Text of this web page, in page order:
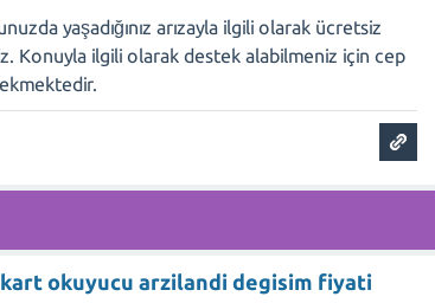
yaşadığınız arızayla ilgili olarak ücretsiz
Konuyla ilgili olarak destek alabilmeniz için cep
kart okuyucu arzilandi degisim fiyati